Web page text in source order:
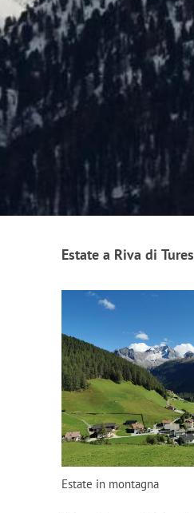
Estate a Riva di Tures
Estate in montagna